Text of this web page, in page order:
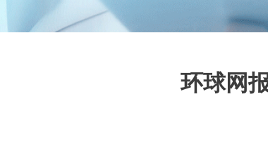
环球网